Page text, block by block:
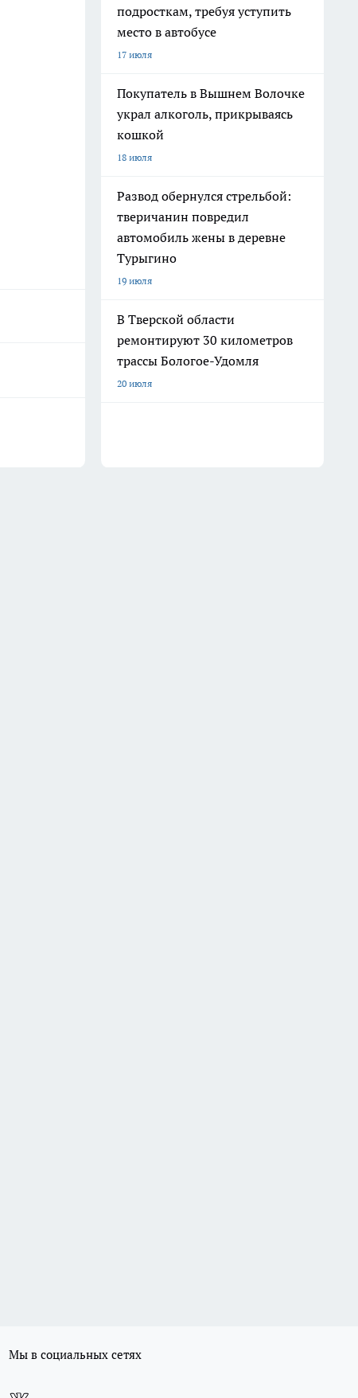
подросткам, требуя уступить
место в автобусе
17 июля
Покупатель в Вышнем Волочке
украл алкоголь, прикрываясь
кошкой
18 июля
Развод обернулся стрельбой:
тверичанин повредил
автомобиль жены в деревне
Турыгино
19 июля
В Тверской области
ремонтируют 30 километров
трассы Бологое-Удомля
20 июля
Мы в социальных сетях